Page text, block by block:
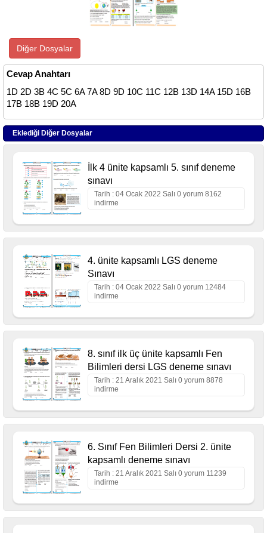
Diğer Dosyalar
Cevap Anahtarı
1D 2D 3B 4C 5C 6A 7A 8D 9D 10C 11C 12B 13D 14A 15D 16B
17B 18B 19D 20A
Eklediği Diğer Dosyalar
İlk 4 ünite kapsamlı 5. sınıf deneme
sınavı
Tarih : 04 Ocak 2022 Salı 0 yorum 8162
indirme
4. ünite kapsamlı LGS deneme
Sınavı
Tarih : 04 Ocak 2022 Salı 0 yorum 12484
indirme
8. sınıf ilk üç ünite kapsamlı Fen
Bilimleri dersi LGS deneme sınavı
Tarih : 21 Aralık 2021 Salı 0 yorum 8878
indirme
6. Sınıf Fen Bilimleri Dersi 2. ünite
kapsamlı deneme sınavı
Tarih : 21 Aralık 2021 Salı 0 yorum 11239
indirme